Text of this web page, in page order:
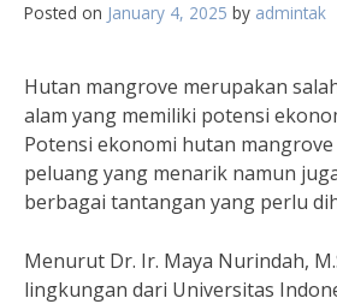
Posted on January 4, 2025 by admintak
Hutan mangrove merupakan
alam yang memiliki potensi
Potensi ekonomi hutan
peluang yang menarik namun
berbagai tantangan yang perlu
Menurut Dr. Ir. Maya Nurindah,
lingkungan dari Universitas